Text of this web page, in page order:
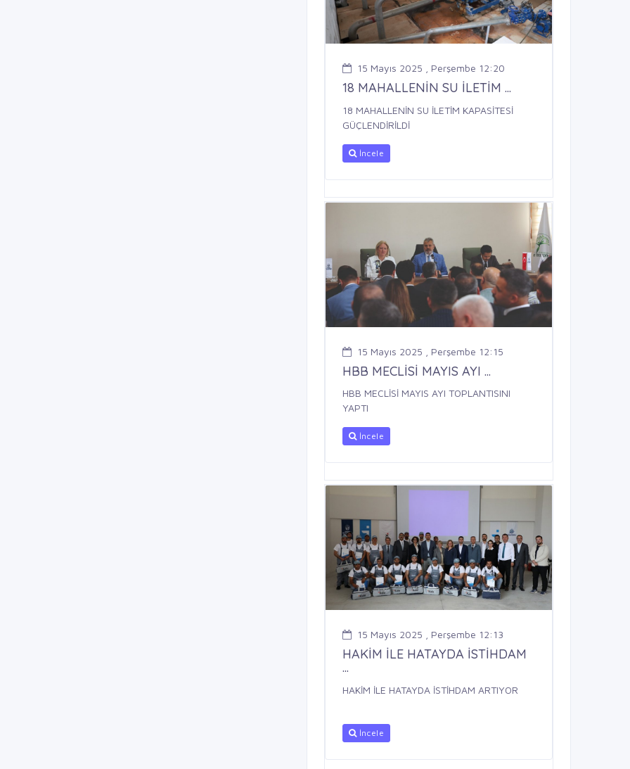
15 Mayıs 2025 , Perşembe 12:20
18 MAHALLENİN SU İLETİM ...
18 MAHALLENİN SU İLETİM KAPASİTESİ
GÜÇLENDİRİLDİ
İncele
15 Mayıs 2025 , Perşembe 12:15
HBB MECLİSİ MAYIS AYI ...
HBB MECLİSİ MAYIS AYI TOPLANTISINI
YAPTI
İncele
15 Mayıs 2025 , Perşembe 12:13
HAKİM İLE HATAYDA İSTİHDAM
...
HAKİM İLE HATAYDA İSTİHDAM ARTIYOR
İncele